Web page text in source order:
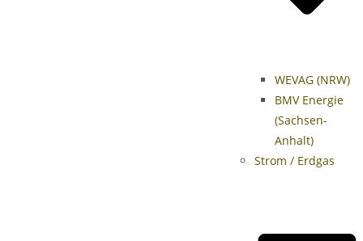
WEVAG (NRW)
BMV Energie
(Sachsen-
Anhalt)
Strom / Erdgas